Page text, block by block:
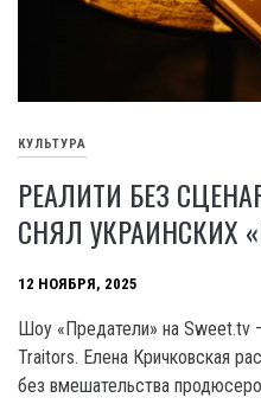
КУЛЬТУРА
РЕАЛИТИ БЕЗ
СНЯЛ УКРАИНСКИХ
12 НОЯБРЯ, 2025
Шоу «Предатели» на Sweet.tv
Traitors. Елена Кричковская
без вмешательства